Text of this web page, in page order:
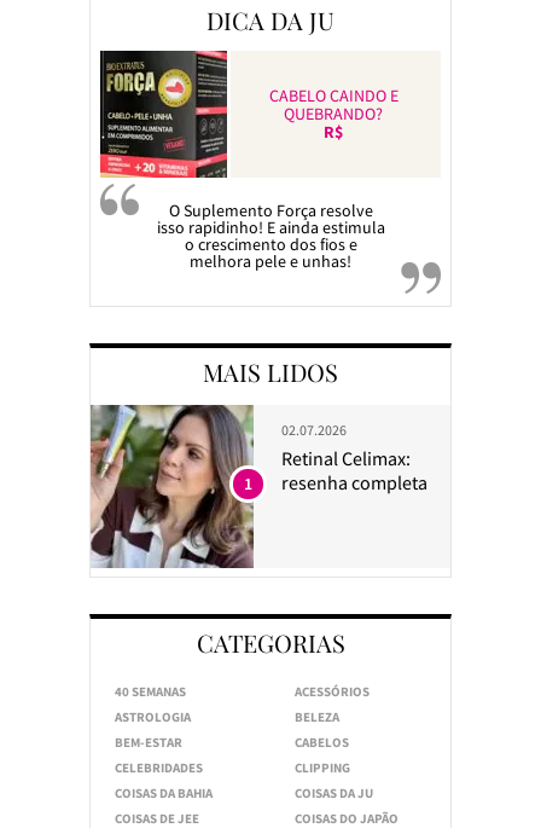
DICA DA JU
CABELO CAINDO E
QUEBRANDO?
R$
O Suplemento Força resolve
isso rapidinho! E ainda estimula
o crescimento dos fios e
melhora pele e unhas!
MAIS LIDOS
02.07.2026
Retinal Celimax:
resenha completa
1
CATEGORIAS
40 SEMANAS
ACESSÓRIOS
ASTROLOGIA
BELEZA
BEM-ESTAR
CABELOS
CELEBRIDADES
CLIPPING
COISAS DA BAHIA
COISAS DA JU
COISAS DE JEE
COISAS DO JAPÃO